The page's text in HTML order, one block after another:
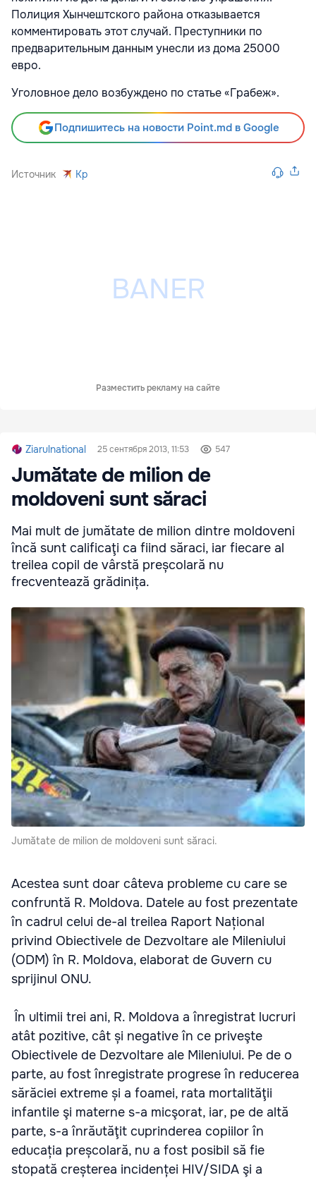
Полиция Хынчештского района отказывается
комментировать этот случай. Преступники по
предварительным данным унесли из дома 25000
евро.
Уголовное дело возбуждено по статье «Грабеж».
Подпишитесь на новости Point.md в Google
Источник Kp
Разместить рекламу на сайте
Ziarulnational 25 сентября 2013, 11:53 547
Jumătate de milion de
moldoveni sunt săraci
Mai mult de jumătate de milion dintre moldoveni
încă sunt calificaţi ca fiind săraci, iar fiecare al
treilea copil de vârstă preșcolară nu
frecventează grădinița.
Jumătate de milion de moldoveni sunt săraci.
Acestea sunt doar câteva probleme cu care se
confruntă R. Moldova. Datele au fost prezentate
în cadrul celui de-al treilea Raport Național
privind Obiectivele de Dezvoltare ale Mileniului
(ODM) în R. Moldova, elaborat de Guvern cu
sprijinul ONU.
În ultimii trei ani, R. Moldova a înregistrat lucruri
atât pozitive, cât și negative în ce priveşte
Obiectivele de Dezvoltare ale Mileniului. Pe de o
parte, au fost înregistrate progrese în reducerea
sărăciei extreme și a foamei, rata mortalităţii
infantile şi materne s-a micşorat, iar, pe de altă
parte, s-a înrăutăţit cuprinderea copiilor în
educația preșcolară, nu a fost posibil să fie
stopată creșterea incidenței HIV/SIDA şi a